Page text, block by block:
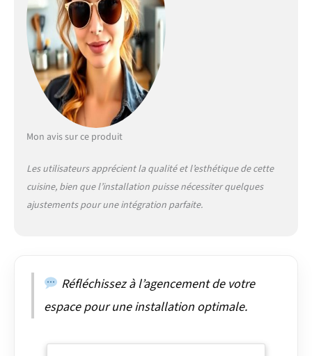
supplémentaire.
DIMENSIONS : La
cuisine d’angle a une
et une profondeur de 46
cm. Les meubles bas
MATÉRIAU : Les façades
et le corps de la cuisine
sont fabriqués en
DE LIVRAISON : Bloc
cuisine sans plan de
travail, matériel de
Mon avis sur ce produit
Les utilisateurs apprécient la qualité et l’esthétique de cette
cuisine, bien que l’installation puisse nécessiter quelques
ajustements pour une intégration parfaite.
Réfléchissez à l’agencement de votre
espace pour une installation optimale.